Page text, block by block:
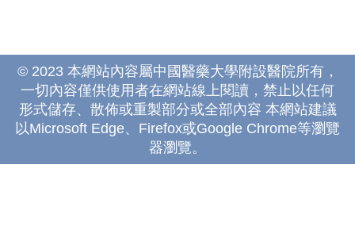
© 2023 本網站內容屬中國醫藥大學附設醫院所有，
一切內容僅供使用者在網站線上閱讀，禁止以任何
形式儲存、散佈或重製部分或全部內容 本網站建議
以Microsoft Edge、Firefox或Google Chrome等瀏覽
器瀏覽。